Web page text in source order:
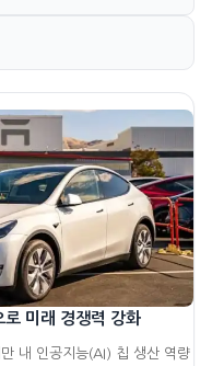
미래 경쟁력 강화
내 인공지능(AI) 칩 생산 역량